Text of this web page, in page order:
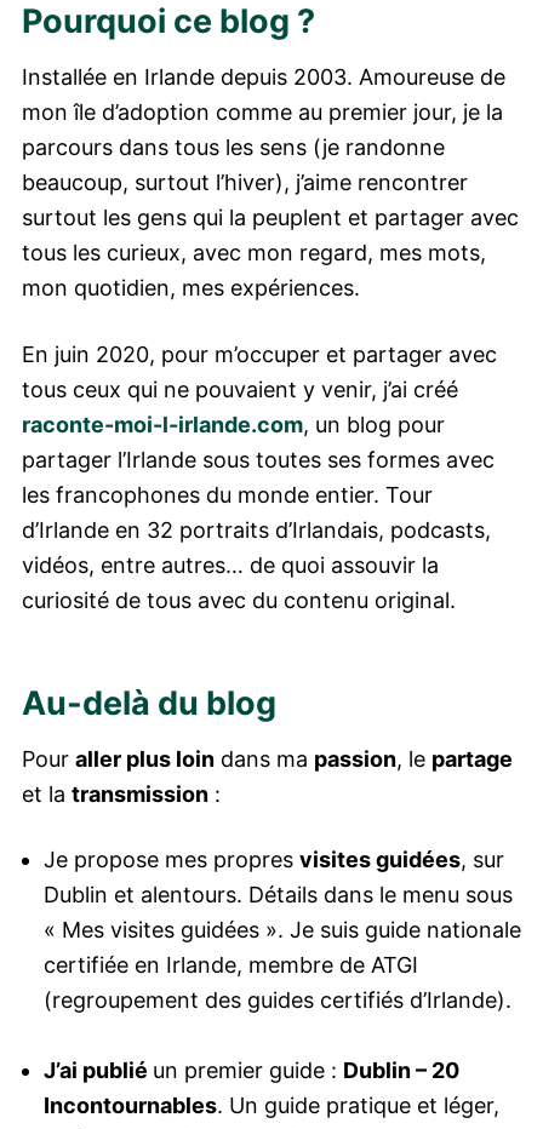
Pourquoi ce blog ?
Installée en Irlande depuis 2003. Amoureuse de
mon île d’adoption comme au premier jour, je la
parcours dans tous les sens (je randonne
beaucoup, surtout l’hiver), j’aime rencontrer
surtout les gens qui la peuplent et partager avec
tous les curieux, avec mon regard, mes mots,
mon quotidien, mes expériences.
En juin 2020, pour m’occuper et partager avec
tous ceux qui ne pouvaient y venir, j’ai créé
raconte-moi-l-irlande.com, un blog pour
partager l’Irlande sous toutes ses formes avec
les francophones du monde entier. Tour
d’Irlande en 32 portraits d’Irlandais, podcasts,
vidéos, entre autres… de quoi assouvir la
curiosité de tous avec du contenu original.
Au-delà du blog
Pour aller plus loin dans ma passion, le partage
et la transmission :
Je propose mes propres visites guidées, sur
Dublin et alentours. Détails dans le menu sous
« Mes visites guidées ». Je suis guide nationale
certifiée en Irlande, membre de ATGI
(regroupement des guides certifiés d’Irlande).
J’ai publié un premier guide : Dublin – 20
Incontournables. Un guide pratique et léger,